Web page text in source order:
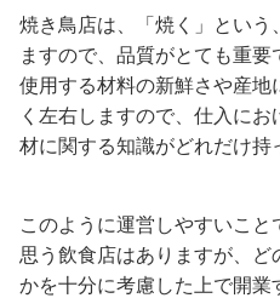
焼き鳥店は、「焼く」という
ますので、品質がとても重要
使用する材料の新鮮さや産地
く左右しますので、仕入に
材に関する知識がどれだけ持
このように運営しやすいこ
思う飲食店はありますが、
かを十分に考慮した上で開業